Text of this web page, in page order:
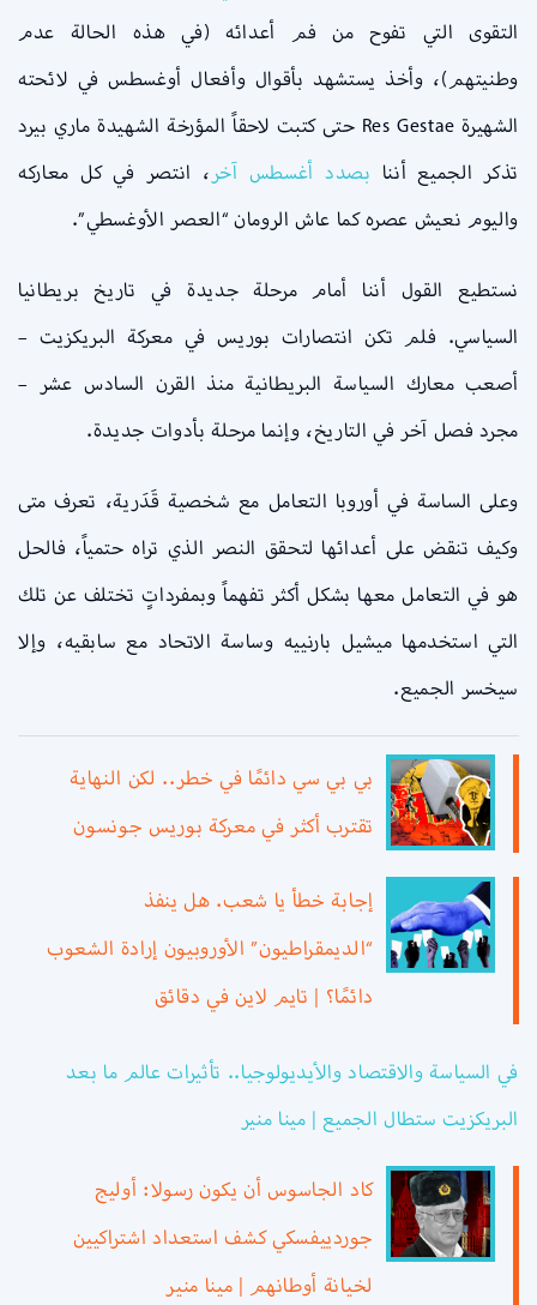
التقوى التي تفوح من فم أعدائه (في هذه الحالة عدم
وطنيتهم)، وأخذ يستشهد بأقوال وأفعال أوغسطس في لائحته
الشهيرة Res Gestae حتى كتبت لاحقاً المؤرخة الشهيدة ماري بيرد
تذكر الجميع أننا بصدد أغسطس آخر ، انتصر في كل معاركه
واليوم نعيش عصره كما عاش الرومان “العصر الأوغسطي”.
نستطيع القول أننا أمام مرحلة جديدة في تاريخ بريطانيا
السياسي. فلم تكن انتصارات بوريس في معركة البريكزيت –
أصعب معارك السياسة البريطانية منذ القرن السادس عشر –
مجرد فصل آخر في التاريخ، وإنما مرحلة بأدوات جديدة.
وعلى الساسة في أوروبا التعامل مع شخصية قَدَرية، تعرف متى
وكيف تنقض على أعدائها لتحقق النصر الذي تراه حتمياً، فالحل
هو في التعامل معها بشكل أكثر تفهماً وبمفرداتٍ تختلف عن تلك
التي استخدمها ميشيل بارنييه وساسة الاتحاد مع سابقيه، وإلا
سيخسر الجميع.
بي بي سي دائمًا في خطر.. لكن النهاية
تقترب أكثر في معركة بوريس جونسون
إجابة خطأ يا شعب. هل ينفذ
“الديمقراطيون” الأوروبيون إرادة الشعوب
دائمًا؟ | تايم لاين في دقائق
في السياسة والاقتصاد والأيديولوجيا.. تأثيرات عالم ما بعد
البريكزيت ستطال الجميع | مينا منير
كاد الجاسوس أن يكون رسولا: أوليج
جوردييفسكي كشف استعداد اشتراكيين
لخيانة أوطانهم | مينا منير